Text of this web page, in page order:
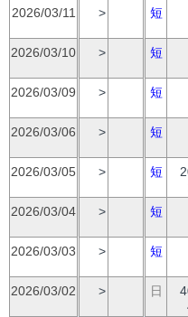
2026/03/11
> 短
2026/03/10
> 短
2026/03/09
> 短
2026/03/06
> 短
2026/03/05
> 短
2026/03/04
> 短
2026/03/03
> 短
2026/03/02
> 日